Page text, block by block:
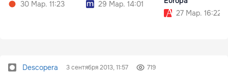
30 Мар. 11:23
29 Мар. 14:01
27 Мар. 16:22
Descopera 3 сентября 2013, 11:57 719